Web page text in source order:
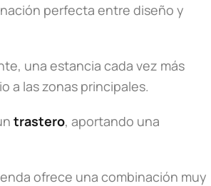
perfecta entre diseño y
una estancia cada vez más
a las zonas principales.
trastero, aportando una
ofrece una combinación muy